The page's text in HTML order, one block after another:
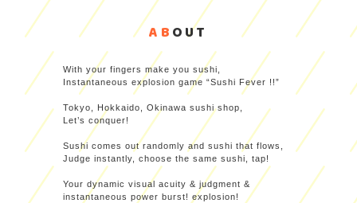
ABOUT
With your fingers make you sushi,
Instantaneous explosion game “Sushi Fever !!”
Tokyo, Hokkaido, Okinawa sushi shop,
Let’s conquer!
Sushi comes out randomly and sushi that flows,
Judge instantly, choose the same sushi, tap!
Your dynamic visual acuity & judgment &
instantaneous power burst! explosion!